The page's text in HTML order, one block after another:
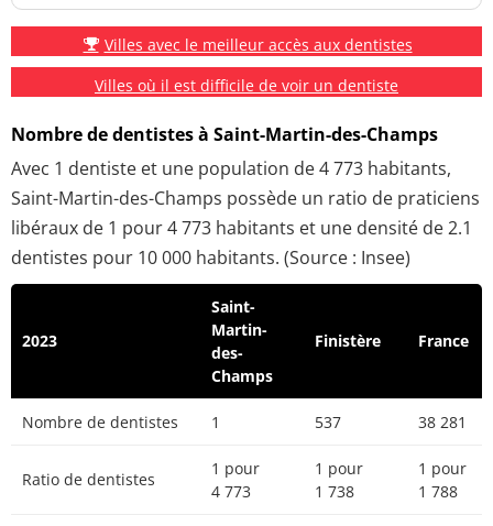
Villes avec le meilleur accès aux dentistes
Villes où il est difficile de voir un dentiste
Nombre de dentistes à Saint-Martin-des-Champs
Avec 1 dentiste et une population de 4 773 habitants,
Saint-Martin-des-Champs possède un ratio de praticiens
libéraux de 1 pour 4 773 habitants et une densité de 2.1
dentistes pour 10 000 habitants. (Source : Insee)
2023
Saint-
Martin-
des-
Champs
Finistère France
Nombre de dentistes 1 537 38 281
Ratio de dentistes
1 pour
4 773
1 pour
1 738
1 pour
1 788